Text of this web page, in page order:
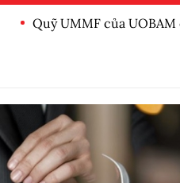
Quỹ UMMF của